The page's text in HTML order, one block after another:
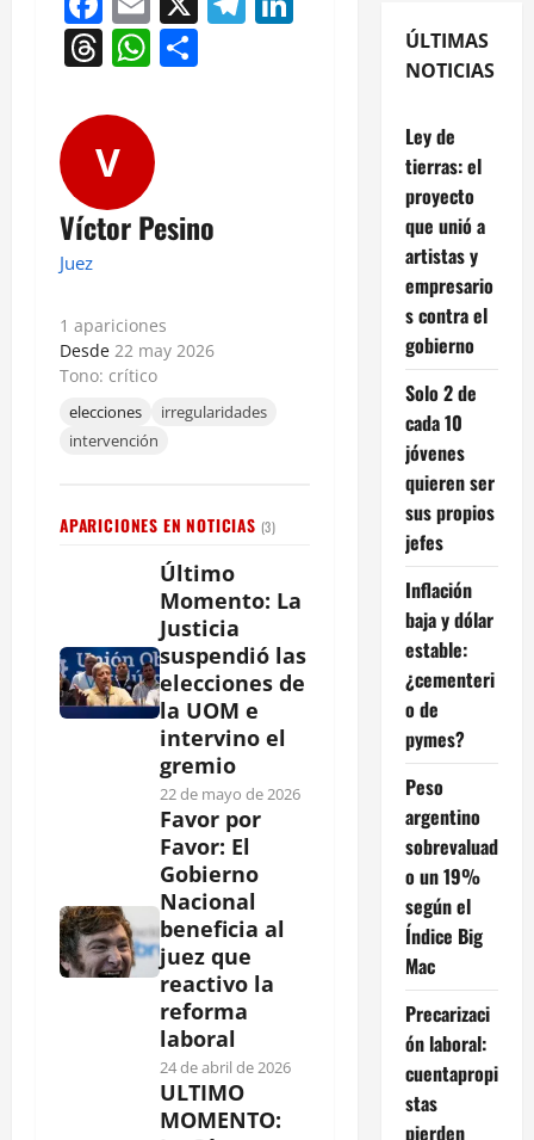
Threads
WhatsApp
V
Víctor Pesino
Juez
1 apariciones
Desde 22 may 2026
Tono: crítico
elecciones
irregularidades
intervención
APARICIONES EN NOTICIAS (3)
Último
Momento: La
Justicia
suspendió las
elecciones de
la UOM e
intervino el
gremio
22 de mayo de 2026
Favor por
Favor: El
Gobierno
Nacional
beneficia al
juez que
reactivo la
reforma
laboral
24 de abril de 2026
ULTIMO
MOMENTO:
ÚLTIMAS
NOTICIAS
Ley de
tierras: el
proyecto
que unió a
artistas y
empresario
s contra el
gobierno
Solo 2 de
cada 10
jóvenes
quieren ser
sus propios
jefes
Inflación
baja y dólar
estable:
¿cementeri
o de
pymes?
Peso
argentino
sobrevaluad
o un 19%
según el
Índice Big
Mac
Precarizaci
ón laboral:
cuentapropi
stas
pierden